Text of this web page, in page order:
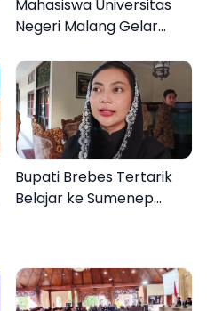
Mahasiswa Universitas
Negeri Malang Gelar
Desa Dapenda
Bupati Brebes Tertarik
Belajar ke Sumenep